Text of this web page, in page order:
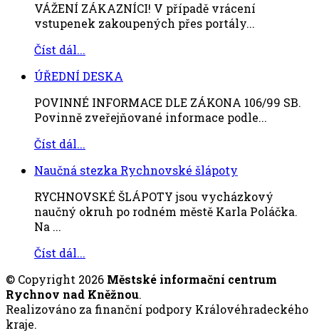
VÁŽENÍ ZÁKAZNÍCI! V případě vrácení
vstupenek zakoupených přes portály...
Číst dál...
ÚŘEDNÍ DESKA
POVINNÉ INFORMACE DLE ZÁKONA 106/99 SB.
Povinně zveřejňované informace podle...
Číst dál...
Naučná stezka Rychnovské šlápoty
RYCHNOVSKÉ ŠLÁPOTY jsou vycházkový
naučný okruh po rodném městě Karla Poláčka.
Na ...
Číst dál...
© Copyright 2026 Městské informační centrum
Rychnov nad Kněžnou.
Realizováno za finanční podpory Královéhradeckého
kraje.